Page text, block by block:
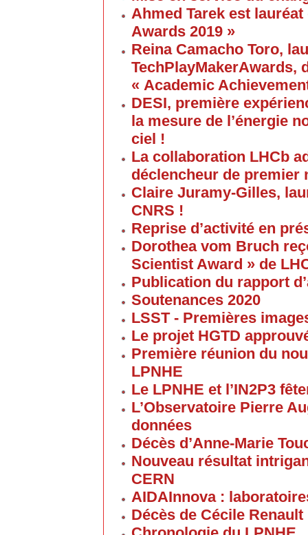
Ahmed Tarek est
Awards 2019 »
Reina Camacho Toro,
TechPlayMakerAwards,
« Academic
DESI, première
la mesure de l’énergie
ciel !
La collaboration LHCb
déclencheur de premier
Claire Juramy-Gilles,
CNRS !
Reprise d’activité en
Dorothea vom Bruch
Scientist Award » de
Publication du rapport
Soutenances 2020
LSST - Premières
Le projet HGTD
Première réunion du
LPNHE
Le LPNHE et l’IN2P3
L’Observatoire Pierre
données
Décès d’Anne-Marie
Nouveau résultat
CERN
AIDAInnova :
Décès de Cécile Renault